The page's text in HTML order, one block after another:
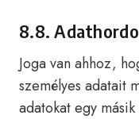
8.8.
Joga van ahhoz,
személyes adatait
adatokat egy